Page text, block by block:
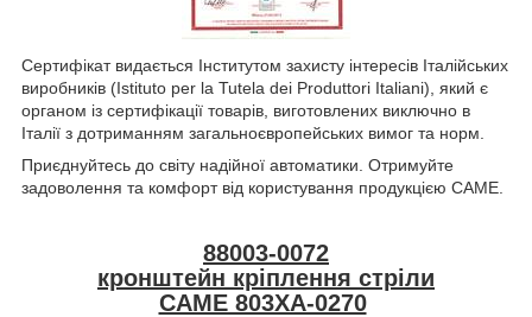
Сертифікат видається Інститутом захисту інтересів Італійських
виробників (Istituto per la Tutela dei Produttori Italiani), який є
органом із сертифікації товарів, виготовлених виключно в
Італії з дотриманням загальноєвропейських вимог та норм.
Приєднуйтесь до світу надійної автоматики. Отримуйте
задоволення та комфорт від користування продукцією CAME.
88003-0072
кронштейн кріплення стріли
CAME 803XA-0270